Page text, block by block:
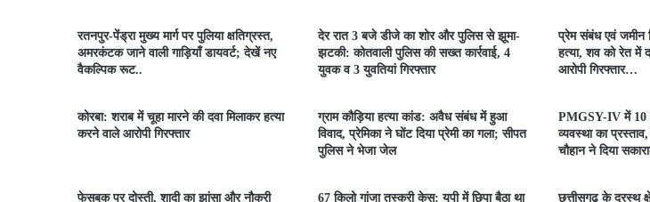
रतनपुर-पेंड्रा मुख्य मार्ग पर पुलिया क्षतिग्रस्त,
अमरकंटक जाने वाली गाड़ियाँ डायवर्ट; देखें नए
वैकल्पिक रूट..
देर रात 3 बजे डीजे का शोर और पुलिस से झूमा-
झटकी: कोतवाली पुलिस की सख्त कार्रवाई, 4
युवक व 3 युवतियां गिरफ्तार
प्रेम संबंध एवं जमीन
हत्या, शव को रेत में
आरोपी गिरफ्तार…
कोरबा: शराब में चूहा मारने की दवा मिलाकर हत्या
करने वाले आरोपी गिरफ्तार
ग्राम कौड़िया हत्या कांड: अवैध संबंध में हुआ
विवाद, प्रेमिका ने घोंट दिया प्रेमी का गला; सीपत
पुलिस ने भेजा जेल
PMGSY-IV में 10
व्यवस्था का
चौहान ने दिया
फेसबुक पर दोस्ती, शादी का झांसा और नौकरी 67 किलो गांजा तस्करी केस: यूपी में छिपा बैठा था छत्तीसगढ़ के दूरस्थ